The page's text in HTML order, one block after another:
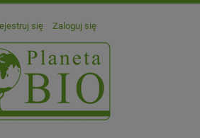
się Zaloguj się